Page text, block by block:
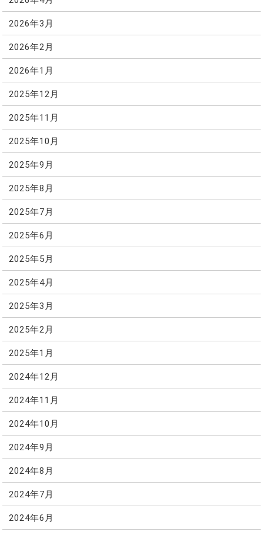
2026年3月
2026年2月
2026年1月
2025年12月
2025年11月
2025年10月
2025年9月
2025年8月
2025年7月
2025年6月
2025年5月
2025年4月
2025年3月
2025年2月
2025年1月
2024年12月
2024年11月
2024年10月
2024年9月
2024年8月
2024年7月
2024年6月